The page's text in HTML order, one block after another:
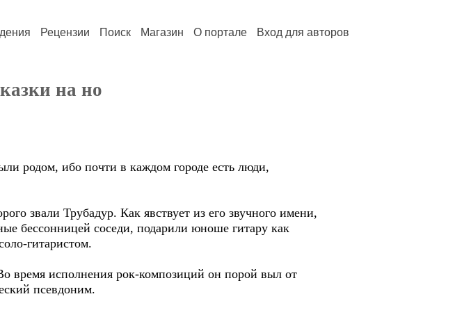
Рецензии Поиск Магазин О портале Вход для авторов
на но
родом, ибо почти в каждом городе есть люди,
звали Трубадур. Как явствует из его звучного имени,
бессонницей соседи, подарили юноше гитару как
гитаристом.
время исполнения рок-композиций он порой выл от
псевдоним.